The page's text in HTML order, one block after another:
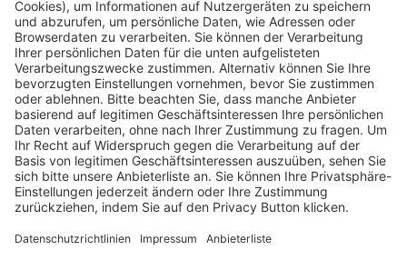
Pässe und Vereinswechsel
Trainerausbildung
Schulungsangebot Vereinsmitarbeiter
BFV-Geschäftsstellen
Trainerbörse
Login SpielPlus
FOLGE DEM BFV